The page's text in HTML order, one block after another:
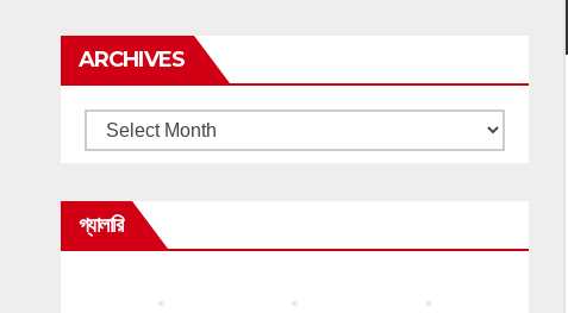
ARCHIVES
Archives
গ্যালারি